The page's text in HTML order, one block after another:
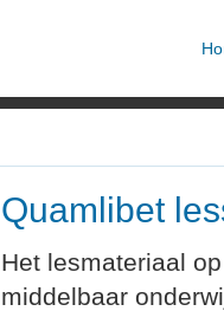
Quamlibet
Het lesmateriaal
middelbaar